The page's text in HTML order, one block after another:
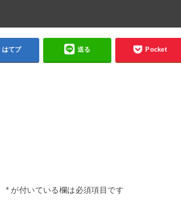
はてブ 送る Pocket
*が付いている欄は必須項目です